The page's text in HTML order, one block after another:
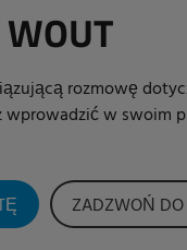
WOUT
rozmowę
wprowadzić w swoim
ZADZWOŃ